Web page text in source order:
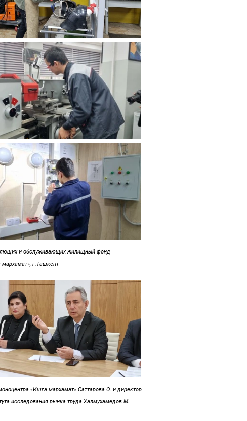
и обслуживающих жилищный фонд
г.Ташкент
«Ишга мархамат» Саттарова О. и директор
исследования рынка труда Халмухамедов М.